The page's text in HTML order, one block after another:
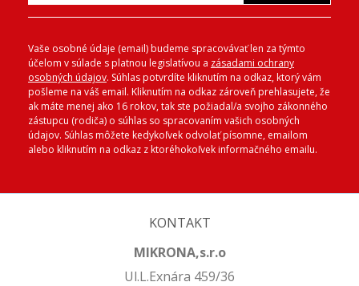
Vaše osobné údaje (email) budeme spracovávať len za týmto
účelom v súlade s platnou legislatívou a zásadami ochrany
osobných údajov. Súhlas potvrdíte kliknutím na odkaz, ktorý vám
pošleme na váš email. Kliknutím na odkaz zároveň prehlasujete, že
ak máte menej ako 16 rokov, tak ste požiadal/a svojho zákonného
zástupcu (rodiča) o súhlas so spracovaním vašich osobných
údajov. Súhlas môžete kedykoľvek odvolať písomne, emailom
alebo kliknutím na odkaz z ktoréhokoľvek informačného emailu.
KONTAKT
MIKRONA,s.r.o
Ul.L.Exnára 459/36